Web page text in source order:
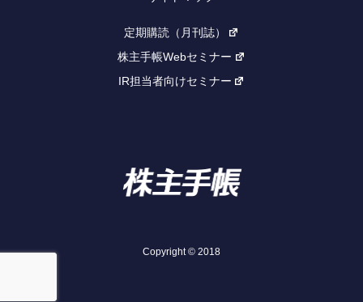
定期購読（月刊誌）
株主手帳Webセミナー
IR担当者向けセミナー
Copyright © 2018